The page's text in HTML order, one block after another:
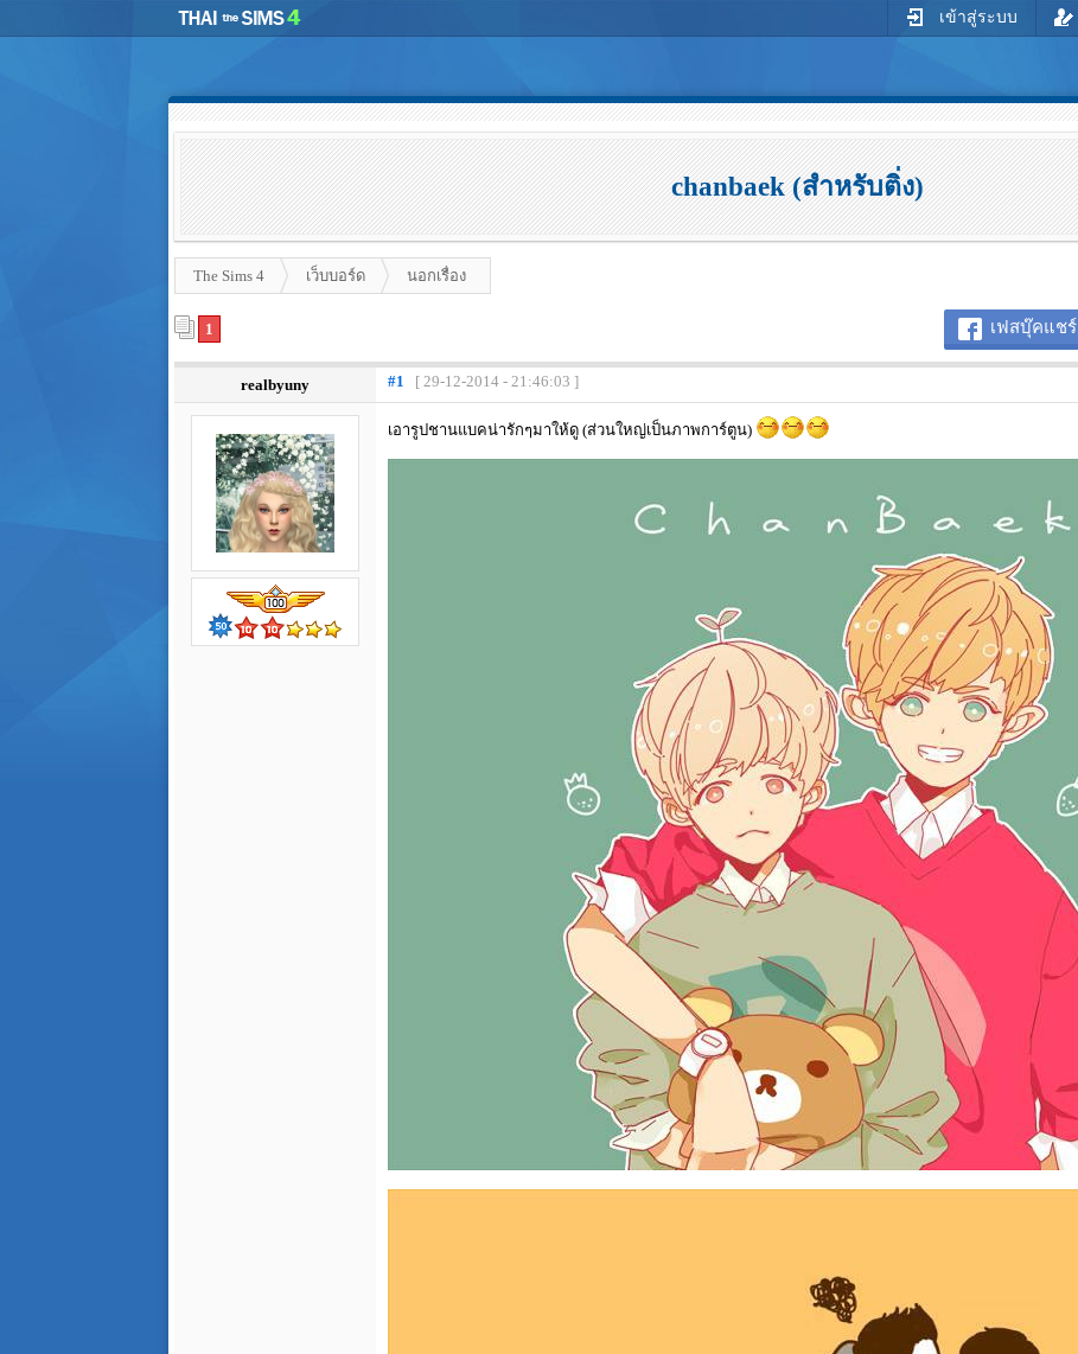
เข้าสู่ระบบ
chanbaek (สำหรับติ่ง)
The Sims 4 เว็บบอร์ด นอกเรื่อง
เฟสบุ๊คแชร์
1
realbyuny #1 [ 29-12-2014 - 21:46:03 ]
เอารูปชานแบคน่ารักๆมาให้ดู (ส่วนใหญ่เป็นภาพการ์ตูน)